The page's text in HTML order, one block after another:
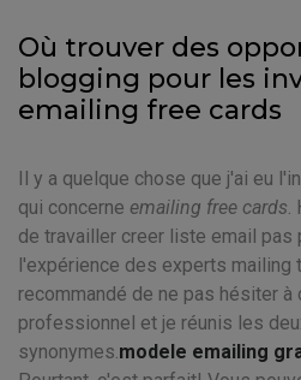
Où trouver des
blogging pour les
emailing free cards
Il y a quelque chose que j'ai eu
qui concerne emailing free cards.
de travailler creer liste email pas
l'expérience des experts
recommandé de ne pas hésiter à
professionnel et je réunis les
synonymes.modele emailing